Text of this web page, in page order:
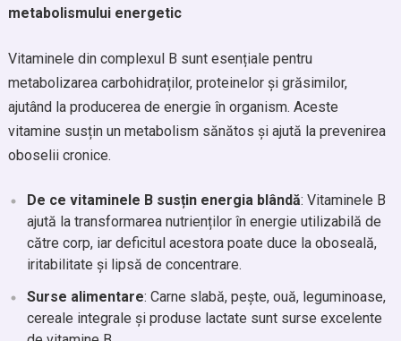
metabolismului energetic
Vitaminele din complexul B sunt esențiale pentru
metabolizarea carbohidraților, proteinelor și grăsimilor,
ajutând la producerea de energie în organism. Aceste
vitamine susțin un metabolism sănătos și ajută la prevenirea
oboselii cronice.
De ce vitaminele B susțin energia blândă: Vitaminele B
ajută la transformarea nutrienților în energie utilizabilă de
către corp, iar deficitul acestora poate duce la oboseală,
iritabilitate și lipsă de concentrare.
Surse alimentare: Carne slabă, pește, ouă, leguminoase,
cereale integrale și produse lactate sunt surse excelente